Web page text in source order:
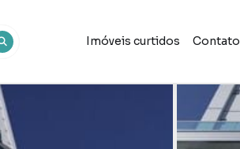
Imóveis curtidos Contato